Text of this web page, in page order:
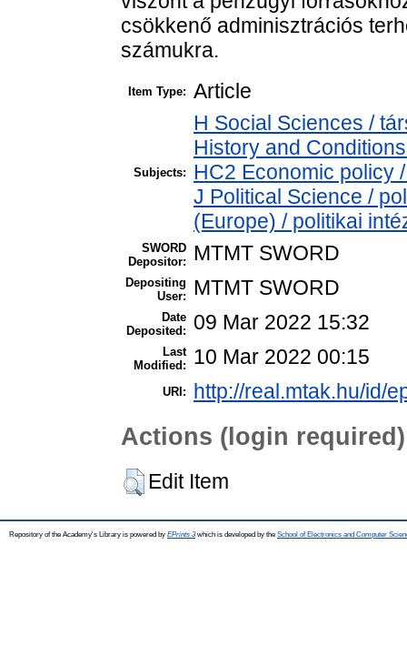
csökkenő adminisztrációs
számukra.
Item Type: Article
Subjects:
H Social Sciences /
History and
HC2 Economic policy
J Political Science /
(Europe) / politikai
SWORD
Depositor:
MTMT SWORD
Depositing
User:
MTMT SWORD
Date
Deposited:
09 Mar 2022 15:32
Last
Modified:
10 Mar 2022 00:15
URI: http://real.mtak.hu/id/
Actions (login required)
Edit Item
Repository of the Academy's Library is powered by EPrints 3which is developed by the School of Electronics and Computer